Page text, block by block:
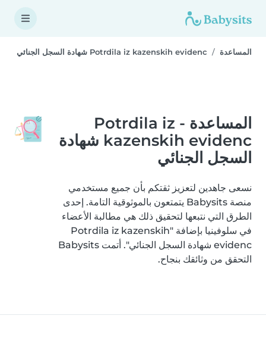
المساعدة Potrdila iz kazenskih evidenc شهادة السجل الجنائي
المساعدة - Potrdila iz
kazenskih evidenc شهادة
السجل الجنائي
نسعى جاهدين لتعزيز ثقتكم بأن جميع مستخدمي
منصة Babysits يتمتعون بالموثوقية التامة. إحدى
الطرق التي نتبعها لتحقيق ذلك هي مطالبة الأعضاء
في سلوفينيا بإضافة "Potrdila iz kazenskih
evidenc شهادة السجل الجنائي". أتمت Babysits
التحقق من وثائقك بنجاح.